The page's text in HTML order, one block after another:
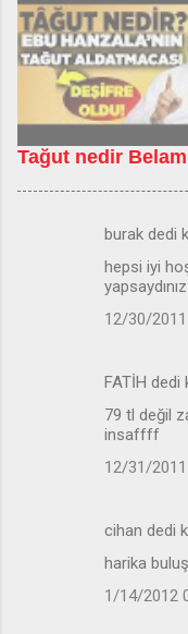
Tağut nedir
burak dedi
hepsi iyi
12/30/2011
FATİH dedi
79 tl değil
insaffff
12/31/2011
cihan dedi
harika
1/14/2012